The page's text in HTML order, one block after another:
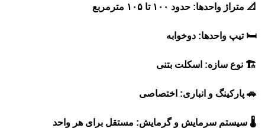
📐 متراژ واحدها: حدود ۱۰۰ تا ۱۰۵ مترمربع
🛏️تیپ واحدها: دوخوابه
🏗️ نوع سازه: اسکلت بتنی
🚗 پارکینگ و انباری: اختصاصی
🌡️ سیستم سرمایش و گرمایش: مستقل برای هر واحد